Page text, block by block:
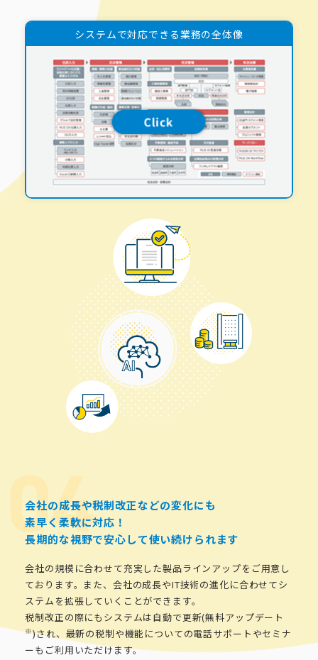
システムで対応できる業務の全体像
会社の成長や税制改正などの変化にも
素早く柔軟に対応！
長期的な視野で安心して使い続けられます
会社の規模に合わせて充実した製品ラインアップをご用意し
ております。また、会社の成長やIT技術の進化に合わせてシ
ステムを拡張していくことができます。
税制改正の際にもシステムは自動で更新(無料アップデート
※)され、最新の税制や機能についての電話サポートやセミナ
ーもご利用いただけます。